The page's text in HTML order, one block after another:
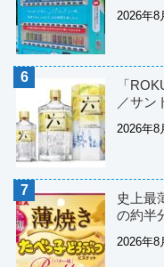
2026年8
「
／サン
2026年8
史上最
の約半
2026年8